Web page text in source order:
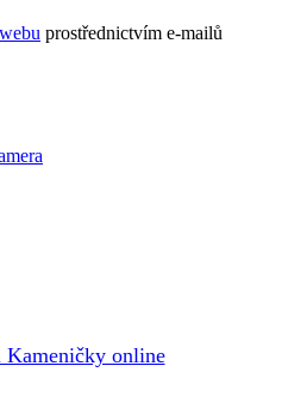
prostřednictvím e-mailů
Kameničky online